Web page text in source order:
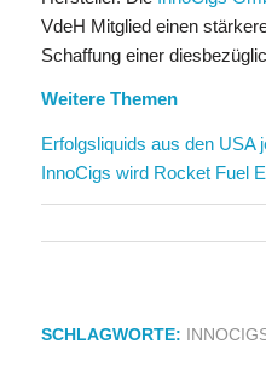
VdeH Mitglied einen
Schaffung einer
Weitere Themen
Erfolgsliquids aus den USA
InnoCigs wird Rocket Fuel
SCHLAGWORTE: